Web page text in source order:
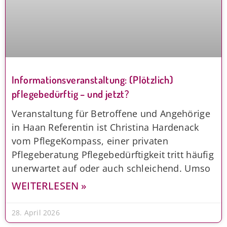
Informationsveranstaltung: (Plötzlich)
pflegebedürftig – und jetzt?
Veranstaltung für Betroffene und Angehörige
in Haan Referentin ist Christina Hardenack
vom PflegeKompass, einer privaten
Pflegeberatung Pflegebedürftigkeit tritt häufig
unerwartet auf oder auch schleichend. Umso
WEITERLESEN »
28. April 2026